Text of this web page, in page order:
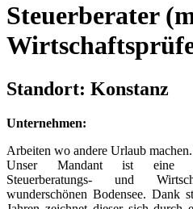
Steuerberater
Standort: Konstanz
Unternehmen:
Arbeiten wo andere Urlaub machen.
Unser Mandant ist eine
Steuerberatungs- und
wunderschönen Bodensee. Dank